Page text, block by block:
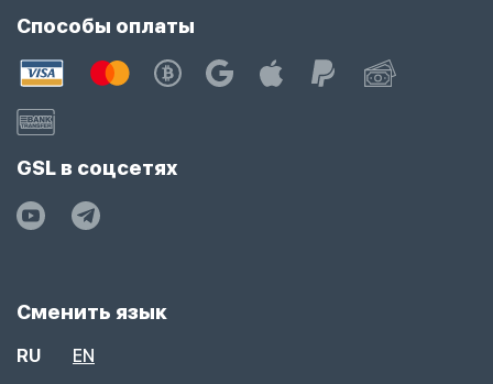
Способы оплаты
GSL в соцсетях
Сменить язык
RU EN